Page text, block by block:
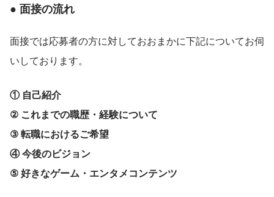
● 面接の流れ
面接では応募者の方に対しておおまかに下記についてお伺
いしております。
① 自己紹介
② これまでの職歴・経験について
③ 転職におけるご希望
④ 今後のビジョン
⑤ 好きなゲーム・エンタメコンテンツ